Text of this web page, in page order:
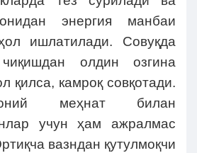
энергия манбаи
ишлатилади. Совуқда
олдин озгина
қилса, камроқ совқотади.
меҳнат билан
учун ҳам ажралмас
вазндан қутулмоқчи